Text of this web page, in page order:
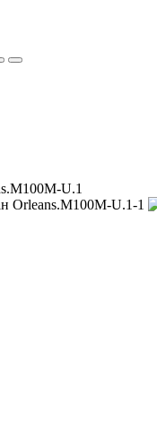
U.1